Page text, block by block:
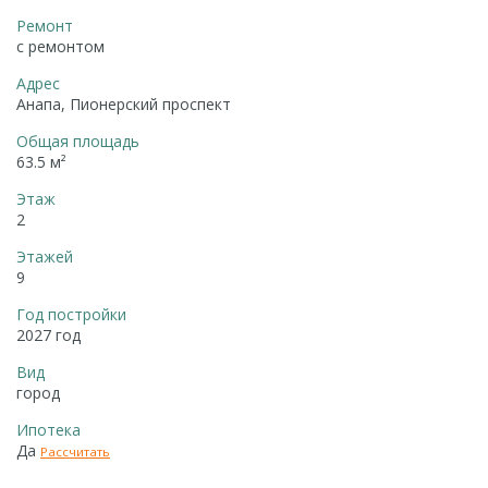
Ремонт
с ремонтом
Адрес
Анапа, Пионерский проспект
Общая площадь
63.5 м²
Этаж
2
Этажей
9
Год постройки
2027 год
Вид
город
Ипотека
Да Рассчитать